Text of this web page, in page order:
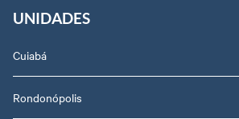
UNIDADES
Cuiabá
Rondonópolis